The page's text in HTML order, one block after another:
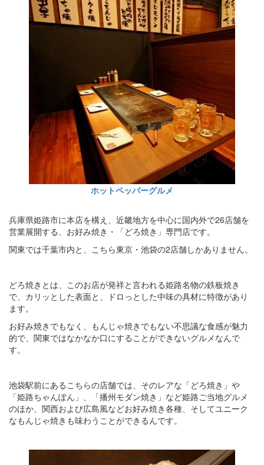
ホットペッパーグルメ
兵庫県姫路市に本店を構え、近畿地方を中心に国内外で26店舗を
営業展開する、お好み焼き・「どろ焼き」専門店です。
関東では千葉市内と、こちら東京・池袋の2店舗しかありません。
どろ焼きとは、このお店が発祥と言われる姫路名物の鉄板焼き
で、カリッとした表面と、ドロっとした中味の具材に特徴があり
ます。
お好み焼きでもなく、もんじゃ焼きでもない不思議な食感が魅力
的で、関東ではなかなか口にすることができないグルメなんで
す。
池袋駅前にあるこちらの店舗では、そのレアな「どろ焼き」や
「姫路ちゃんぽん」、「播州モダン焼き」など姫路ご当地グルメ
のほか、関西および広島風などお好み焼き各種、そしてユニーク
なもんじゃ焼きも味わうことができるんです。